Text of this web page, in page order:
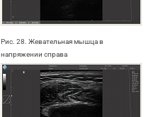
Рис. 28. Жевательная мышца в
напряжении справа